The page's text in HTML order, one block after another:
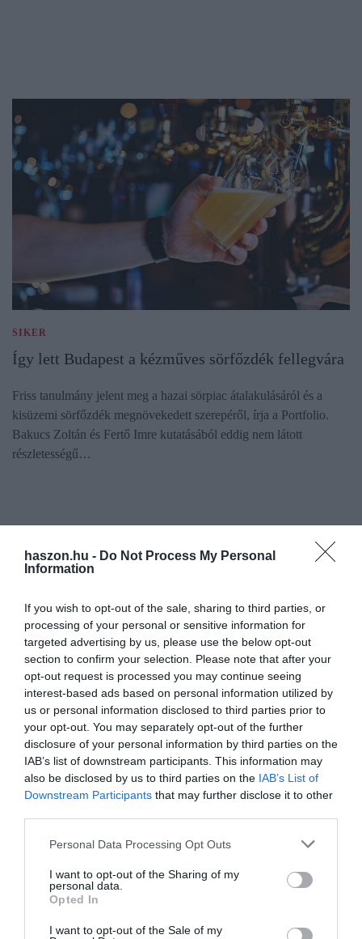
haszon.hu - Do Not Process My Personal
Information
If you wish to opt-out of the sale, sharing to third parties, or
processing of your personal or sensitive information for
targeted advertising by us, please use the below opt-out
section to confirm your selection. Please note that after your
opt-out request is processed you may continue seeing
interest-based ads based on personal information utilized by
us or personal information disclosed to third parties prior to
your opt-out. You may separately opt-out of the further
disclosure of your personal information by third parties on the
IAB’s list of downstream participants. This information may
also be disclosed by us to third parties on the IAB’s List of
Downstream Participants that may further disclose it to other
Please note that this website/app uses one or more Google
not limited to your visit or usage behaviour. You may click to
grant or deny consent to Google and its third-party tags to
use your data for below specified purposes in below Google
consent section.
Personal Data Processing Opt Outs
I want to opt-out of the Sharing of my
personal data.
Opted In
I want to opt-out of the Sale of my
SIKER
Így lett Budapest a kézműves sörfőzdék fellegvára
Friss tanulmány jelent meg a hazai sörpiac átalakulásáról és a
kisüzemi sörfőzdék megnövekedett szerepéről, írja a Portfolio.
Bakucs Zoltán és Fertő Imre kutatásából eddig nem látott
részletességű…